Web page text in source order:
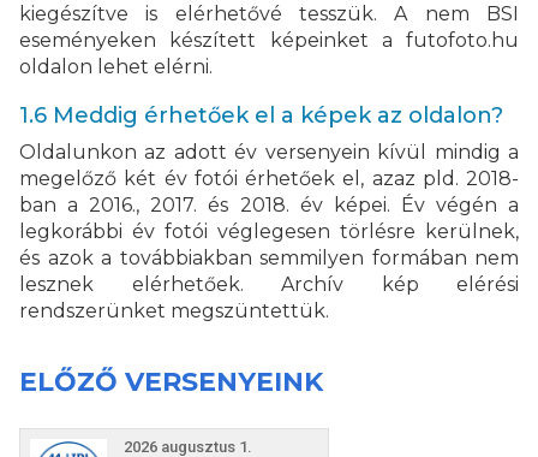
kiegészítve is elérhetővé tesszük. A nem BSI
eseményeken készített képeinket a futofoto.hu
oldalon lehet elérni.
1.6 Meddig érhetőek el a képek az oldalon?
Oldalunkon az adott év versenyein kívül mindig a
megelőző két év fotói érhetőek el, azaz pld. 2018-
ban a 2016., 2017. és 2018. év képei. Év végén a
legkorábbi év fotói véglegesen törlésre kerülnek,
és azok a továbbiakban semmilyen formában nem
lesznek elérhetőek. Archív kép elérési
rendszerünket megszüntettük.
ELŐZŐ VERSENYEINK
2026 augusztus 1.